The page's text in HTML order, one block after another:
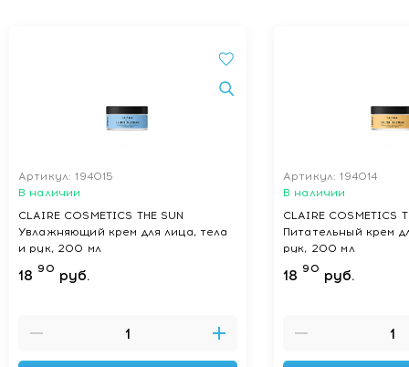
Артикул: 194015
В наличии
CLAIRE COSMETICS THE SUN
Увлажняющий крем для лица, тела
и рук, 200 мл
18 90 руб.
Артикул: 194014
В наличии
CLAIRE COSMETICS
Питательный крем
рук, 200 мл
18 90 руб.